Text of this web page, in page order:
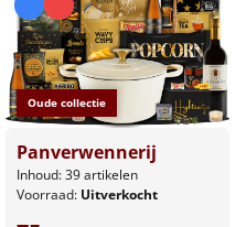
Oude collectie
Panverwennerij
Inhoud: 39 artikelen
Voorraad: Uitverkocht